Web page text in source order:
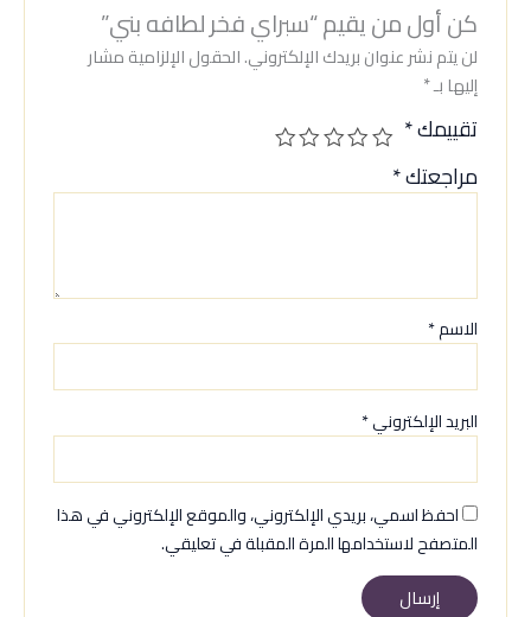
كن أول من يقيم “سبراي فخر لطافه بني”
لن يتم نشر عنوان بريدك الإلكتروني.الحقول الإلزامية مشار
إليها بـ*
تقييمك*
مراجعتك*
الاسم*
البريد الإلكتروني*
احفظ اسمي، بريدي الإلكتروني، والموقع الإلكتروني في هذا
المتصفح لاستخدامها المرة المقبلة في تعليقي.